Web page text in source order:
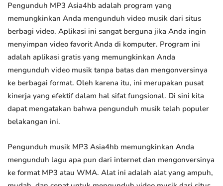
Pengunduh MP3 Asia4hb adalah program yang
memungkinkan Anda mengunduh video musik dari situs
berbagi video. Aplikasi ini sangat berguna jika Anda ingin
menyimpan video favorit Anda di komputer. Program ini
adalah aplikasi gratis yang memungkinkan Anda
mengunduh video musik tanpa batas dan mengonversinya
ke berbagai format. Oleh karena itu, ini merupakan pusat
kinerja yang efektif dalam hal sifat fungsional. Di sini kita
dapat mengatakan bahwa pengunduh musik telah populer
belakangan ini.
Pengunduh musik MP3 Asia4hb memungkinkan Anda
mengunduh lagu apa pun dari internet dan mengonversinya
ke format MP3 atau WMA. Alat ini adalah alat yang ampuh,